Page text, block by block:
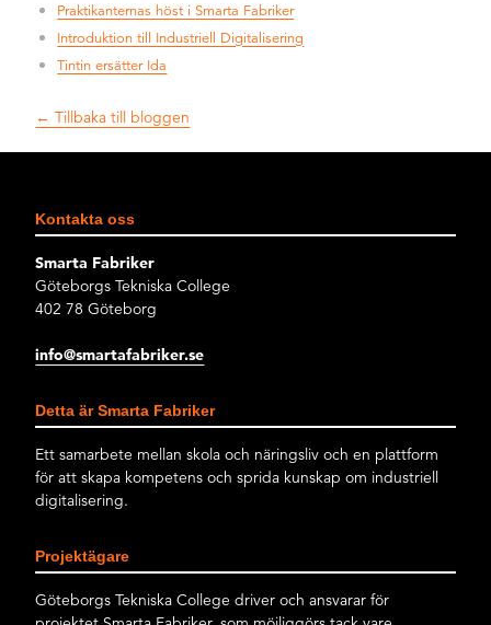
Praktikanternas höst iSmarta Fabriker
Introduktion till Industriell Digitalisering
Tintin ersätter Ida
← Tillbaka till bloggen
Kontakta oss
Smarta Fabriker
Göteborgs Tekniska College
402 78 Göteborg
info@smartafabriker.se
Detta är Smarta Fabriker
Ett samarbete mellan skola och näringsliv och en plattform
för att skapa kompetens och sprida kunskap om industriell
digitalisering.
Projektägare
Göteborgs Tekniska College driver och ansvarar för